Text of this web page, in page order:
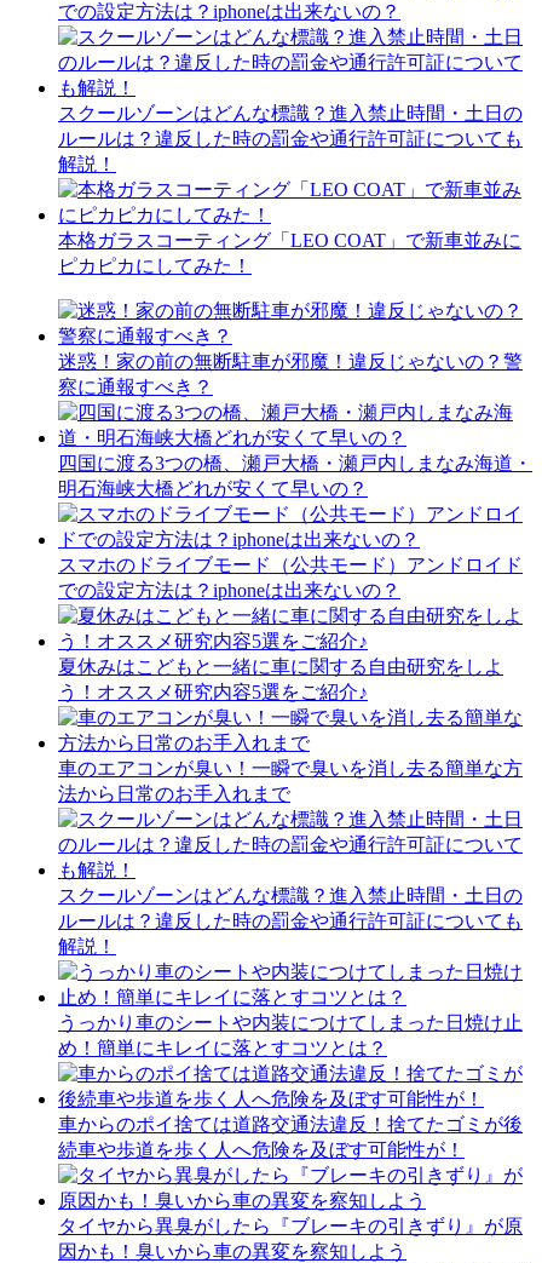
での設定方法は？iphoneは出来ないの？
スクールゾーンはどんな標識？進入禁止時間・土日の
ルールは？違反した時の罰金や通行許可証についても
解説！
本格ガラスコーティング「LEO COAT」で新車並みに
ピカピカにしてみた！
迷惑！家の前の無断駐車が邪魔！違反じゃないの？警
察に通報すべき？
四国に渡る3つの橋、瀬戸大橋・瀬戸内しまなみ海道・
明石海峡大橋どれが安くて早いの？
スマホのドライブモード（公共モード）アンドロイド
での設定方法は？iphoneは出来ないの？
夏休みはこどもと一緒に車に関する自由研究をしよ
う！オススメ研究内容5選をご紹介♪
車のエアコンが臭い！一瞬で臭いを消し去る簡単な方
法から日常のお手入れまで
スクールゾーンはどんな標識？進入禁止時間・土日の
ルールは？違反した時の罰金や通行許可証についても
解説！
うっかり車のシートや内装につけてしまった日焼け止
め！簡単にキレイに落とすコツとは？
車からのポイ捨ては道路交通法違反！捨てたゴミが後
続車や歩道を歩く人へ危険を及ぼす可能性が！
タイヤから異臭がしたら『ブレーキの引きずり』が原
因かも！臭いから車の異変を察知しよう